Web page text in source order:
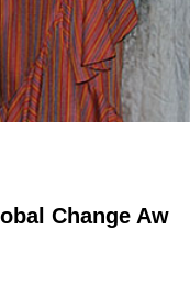
Change Aw